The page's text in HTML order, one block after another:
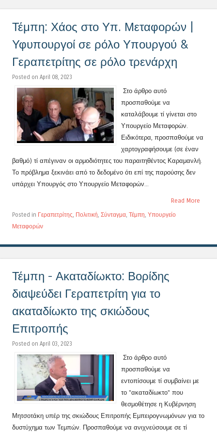
Τέμπη: Χάος στο Υπ. Μεταφορών |
Υφυπουργοί σε ρόλο Υπουργού &
Γεραπετρίτης σε ρόλο τρενάρχη
Posted on April 08, 2023
Στο άρθρο αυτό
προσπαθούμε να
καταλάβουμε τί γίνεται στο
Υπουργείο Μεταφορών.
Ειδικότερα, προσπαθούμε να
χαρτογραφήσουμε (σε έναν
βαθμό) τί απέγιναν οι αρμοδιότητες του παραιτηθέντος Καραμανλή.
Το πρόβλημα ξεκινάει από το δεδομένο ότι επί της παρούσης δεν
υπάρχει Υπουργός στο Υπουργείο Μεταφορών...
Read More
Posted in Γεραπετρίτης Πολιτική Σύνταγμα Τέμπη Υπουργείο
Μεταφορών
Τέμπη - Ακαταδίωκτο: Βορίδης
διαψεύδει Γεραπετρίτη για το
ακαταδίωκτο της σκιώδους
Επιτροπής
Posted on April 03, 2023
Στο άρθρο αυτό
προσπαθούμε να
εντοπίσουμε τί συμβαίνει με
το "ακαταδίωκτο" που
θεσμοθέτησε η Κυβέρνηση
Μητσοτάκη υπέρ της σκιώδους Επιτροπής Εμπειρογνωμόνων για το
δυστύχημα των Τεμπών. Προσπαθούμε να ανιχνεύσουμε σε τί